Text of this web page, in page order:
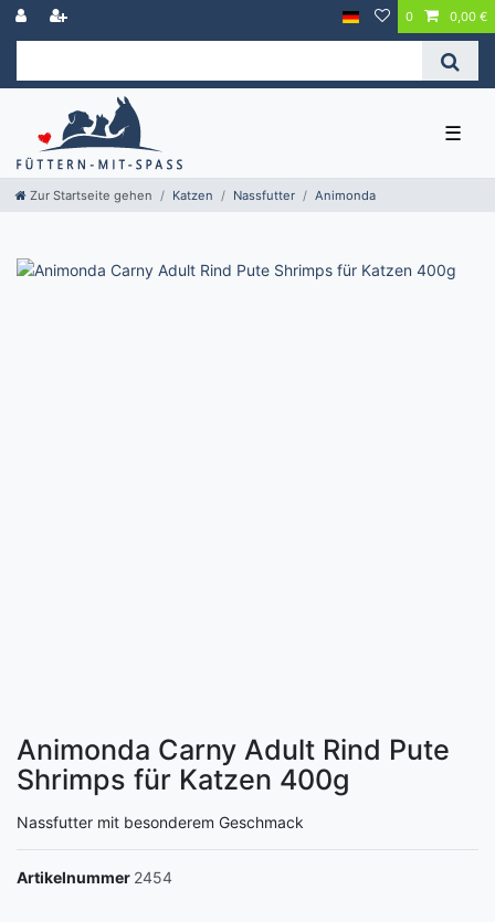
0 0,00 €
☰
Zur Startseite gehen Katzen Nassfutter Animonda
Animonda Carny Adult Rind Pute
Shrimps für Katzen 400g
Nassfutter mit besonderem Geschmack
Artikelnummer 2454